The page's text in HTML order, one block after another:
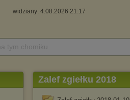
widziany: 4.08.2026 21:17
Zalef zgiełku 2018